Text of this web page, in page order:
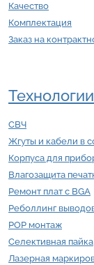
Качество
Комплектация
Заказ на
СВЧ
Жгуты и кабели в
Корпуса для
Влагозащита
Ремонт плат с BGA
Реболлинг
POP монтаж
Селективная пайка
Лазерная